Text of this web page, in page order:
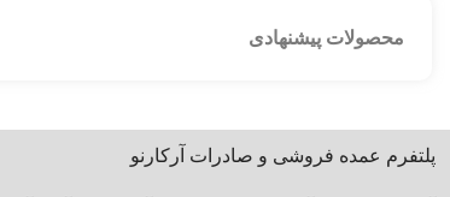
محصولات پیشنهادی
پلتفرم عمده فروشی و صادرات آرکارنو